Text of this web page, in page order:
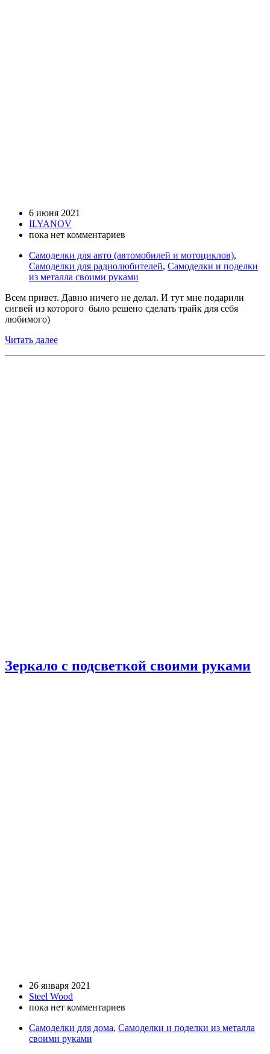
6 июня 2021
ILYANOV
пока нет комментариев
Самоделки для авто (автомобилей и мотоциклов),
Самоделки для радиолюбителей, Самоделки и поделки
из металла своими руками
Всем привет. Давно ничего не делал. И тут мне подарили
сигвей из которого было решено сделать трайк для себя
любимого)
Читать далее
Зеркало с подсветкой своими руками
26 января 2021
Steel Wood
пока нет комментариев
Самоделки для дома, Самоделки и поделки из металла
своими руками